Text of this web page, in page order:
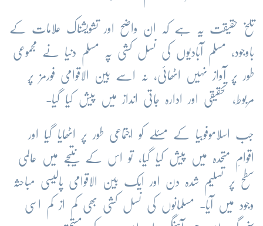
تلخ حقیقت یہ ہے کہ ان واضح اور تشویشناک علامات کے
باوجود، مسلم آبادیوں کی نسل کشی پہ مسلم دنیا نے مجموعی
طور پر آواز نہیں اٹھائی، نہ اسے بین الاقوامی فورمز پر
مربوط، تحقیقی اور ادارہ جاتی انداز میں پیش کیا گیا-
جب اسلاموفوبیا کے مسئلے کو اجتماعی طور پر اٹھایا گیا اور
اقوامِ متحدہ میں پیش کیا گیا، تو اس کے نتیجے میں عالمی
سطح پر تسلیم شدہ دن اور ایک بین الاقوامی پالیسی مباحثہ
وجود میں آیا- مسلمانوں کی نسل کشی بھی کم از کم اسی